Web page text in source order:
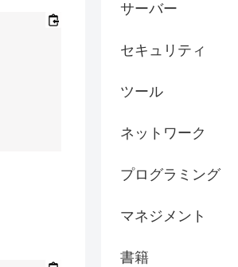
サーバー
セキュリティ
ツール
ネットワーク
プログラミング
マネジメント
書籍